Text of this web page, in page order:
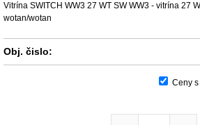
Vitrína SWITCH WW3 27 WT SW WW3 - vitrína 27
wotan/wotan
Obj. čislo:
Ceny s